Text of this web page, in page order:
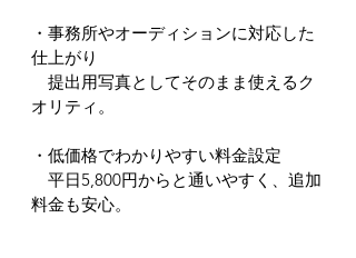
・事務所やオーディションに対応した
仕上がり
提出用写真としてそのまま使えるク
オリティ。
・低価格でわかりやすい料金設定
平日5,800円からと通いやすく、追加
料金も安心。